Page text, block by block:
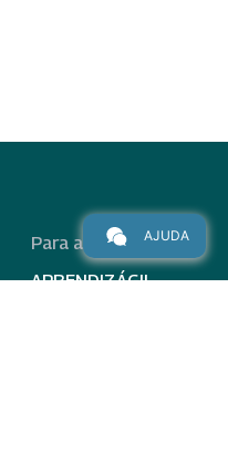
Para alunos
APRENDIZÁGIL
AJUDA